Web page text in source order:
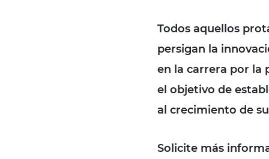
Todos aquellos
persigan la
en la carrera por la
el objetivo de
al crecimiento de
Solicite más